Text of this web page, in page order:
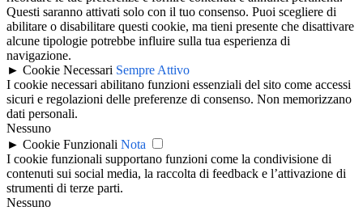
Questi saranno attivati solo con il tuo consenso. Puoi scegliere di
abilitare o disabilitare questi cookie, ma tieni presente che disattivare
alcune tipologie potrebbe influire sulla tua esperienza di
navigazione.
► Cookie Necessari Sempre Attivo
I cookie necessari abilitano funzioni essenziali del sito come accessi
sicuri e regolazioni delle preferenze di consenso. Non memorizzano
dati personali.
Nessuno
► Cookie Funzionali Nota
I cookie funzionali supportano funzioni come la condivisione di
contenuti sui social media, la raccolta di feedback e l’attivazione di
strumenti di terze parti.
Nessuno